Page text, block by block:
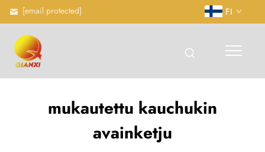
[email protected] FI
mukautettu kauchukin
avainketju